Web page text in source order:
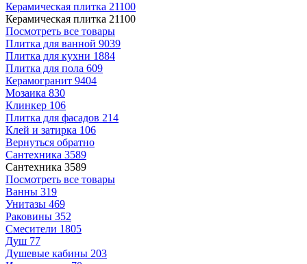
Керамическая плитка 21100
Керамическая плитка 21100
Посмотреть все товары
Плитка для ванной 9039
Плитка для кухни 1884
Плитка для пола 609
Керамогранит 9404
Мозаика 830
Клинкер 106
Плитка для фасадов 214
Клей и затирка 106
Вернуться обратно
Сантехника 3589
Сантехника 3589
Посмотреть все товары
Ванны 319
Унитазы 469
Раковины 352
Смесители 1805
Душ 77
Душевые кабины 203